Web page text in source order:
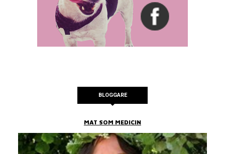
BLOGGARE
MAT SOM MEDICIN